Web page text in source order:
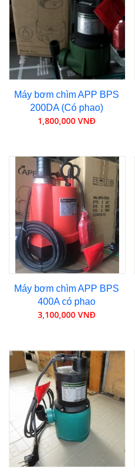
Máy bơm chìm APP BPS
200DA (Có phao)
1,800,000 VNĐ
Máy bơm chìm APP BPS
400A có phao
3,100,000 VNĐ